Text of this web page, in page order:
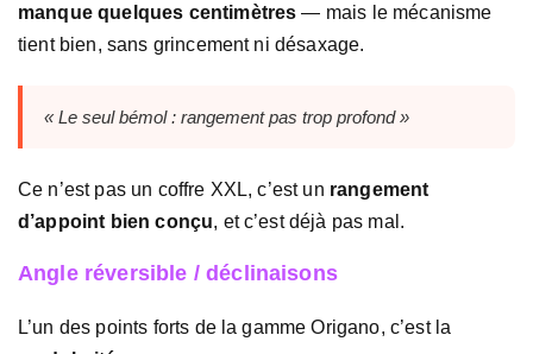
manque quelques centimètres — mais le mécanisme
tient bien, sans grincement ni désaxage.
« Le seul bémol : rangement pas trop profond »
Ce n’est pas un coffre XXL, c’est un rangement
d’appoint bien conçu, et c’est déjà pas mal.
Angle réversible / déclinaisons
L’un des points forts de la gamme Origano, c’est la